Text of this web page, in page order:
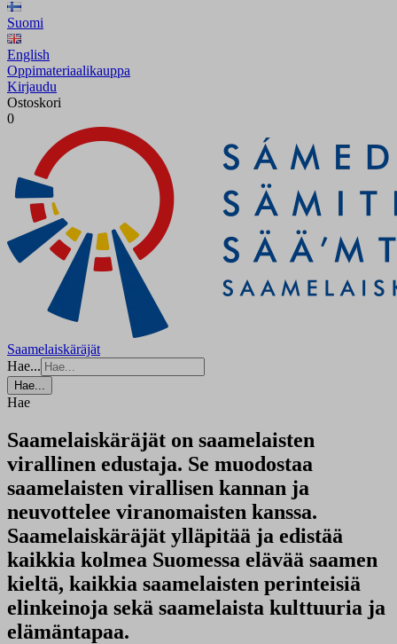
Suomi
English
Oppimateriaalikauppa
Kirjaudu
Ostoskori
0
Saamelaiskäräjät
Hae...
Hae...
Hae
Saamelaiskäräjät on saamelaisten
virallinen edustaja. Se muodostaa
saamelaisten virallisen kannan ja
neuvottelee viranomaisten kanssa.
Saamelaiskäräjät ylläpitää ja edistää
kaikkia kolmea Suomessa elävää saamen
kieltä, kaikkia saamelaisten perinteisiä
elinkeinoja sekä saamelaista kulttuuria ja
elämäntapaa.